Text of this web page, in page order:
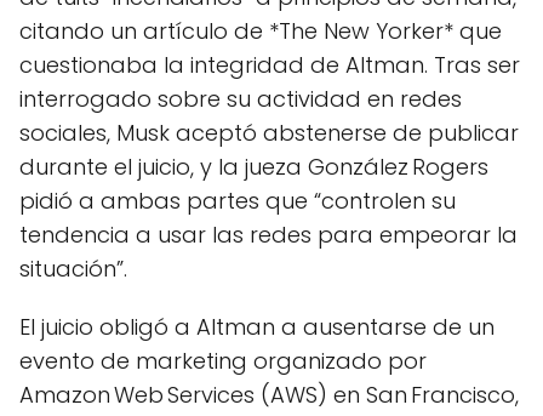
citando un artículo de *The New Yorker* que
cuestionaba la integridad de Altman. Tras ser
interrogado sobre su actividad en redes
sociales, Musk aceptó abstenerse de publicar
durante el juicio, y la jueza González Rogers
pidió a ambas partes que “controlen su
tendencia a usar las redes para empeorar la
situación”.
El juicio obligó a Altman a ausentarse de un
evento de marketing organizado por
Amazon Web Services (AWS) en San Francisco,